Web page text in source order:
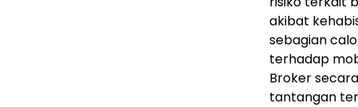
akibat
sebagian
terhadap
Broker
tantangan